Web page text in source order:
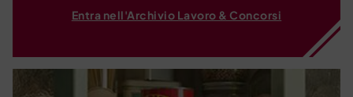
Entra nell'Archivio Lavoro & Concorsi